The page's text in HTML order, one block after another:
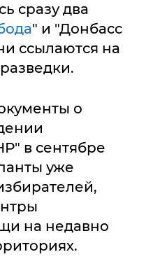
сразу два
" и "Донбасс
ссылаются на
о
в сентябре
уже
на недавно